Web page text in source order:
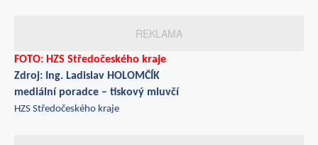
REKLAMA
FOTO: HZS Středočeského kraje
Zdroj: Ing. Ladislav HOLOMČÍK
mediální poradce – tiskový mluvčí
HZS Středočeského kraje